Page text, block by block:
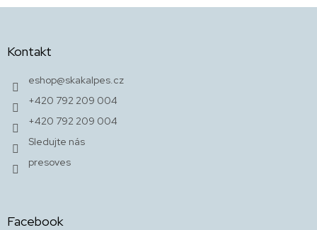
r
Kontakt
eshop@skakalpes.cz
+420 792 209 004
+420 792 209 004
Sledujte nás
presoves
Facebook